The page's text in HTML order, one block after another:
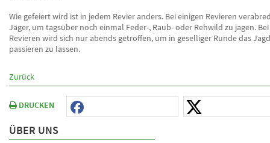
Wie gefeiert wird ist in jedem Revier anders. Bei einigen Revieren
Jäger, um tagsüber noch einmal Feder-, Raub- oder Rehwild zu jagen.
Revieren wird sich nur abends getroffen, um in geselliger Runde das
passieren zu lassen.
Zurück
DRUCKEN
ÜBER UNS